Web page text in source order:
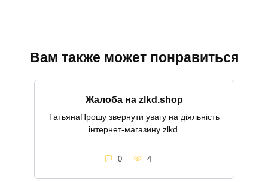
Вам также может понравиться
Жалоба на zlkd.shop
ТатьянаПрошу звернути увагу на діяльність
інтернет-магазину zlkd.
0 4